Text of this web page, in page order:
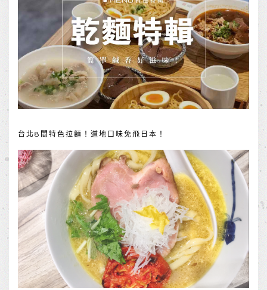
台北8間特色拉麵！道地口味免飛日本！